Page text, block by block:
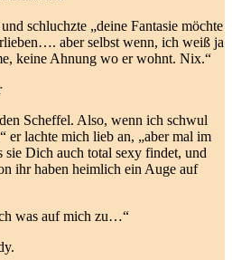
schluchzte „deine Fantasie möchte
aber selbst wenn, ich weiß ja
keine Ahnung wo er wohnt. Nix.“
Scheffel. Also, wenn ich schwul
lachte mich lieb an, „aber mal im
sie Dich auch total sexy findet, und
ihr haben heimlich ein Auge auf
was auf mich zu…“